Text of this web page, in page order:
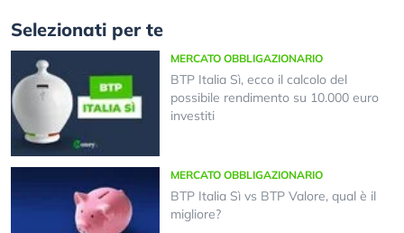
Selezionati per te
MERCATO OBBLIGAZIONARIO
BTP Italia Sì, ecco il calcolo del
possibile rendimento su 10.000 euro
investiti
MERCATO OBBLIGAZIONARIO
BTP Italia Sì vs BTP Valore, qual è il
migliore?